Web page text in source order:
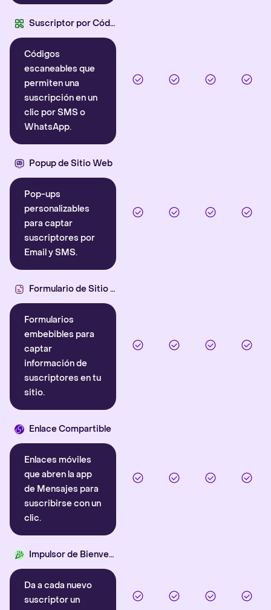
Suscriptor por Código QR
Códigos
escaneables que
permiten una
suscripción en un
clic por SMS o
WhatsApp.
Popup de Sitio Web
Pop-ups
personalizables
para captar
suscriptores por
Email y SMS.
Formulario de Sitio Web
Formularios
embebibles para
captar
información de
suscriptores en tu
sitio.
Enlace Compartible
Enlaces móviles
que abren la app
de Mensajes para
suscribirse con un
clic.
Impulsor de Bienvenida
Da a cada nuevo
suscriptor un